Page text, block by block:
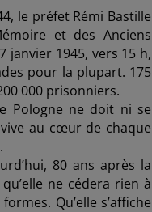
le préfet Rémi Bastille
et des Anciens
janvier 1945, vers 15 h,
pour la plupart. 175
000 prisonniers.
Pologne ne doit ni se
au cœur de chaque
80 ans après la
ne cédera rien à
Qu’elle s’affiche